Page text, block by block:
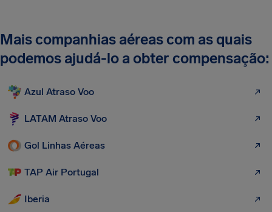
Mais companhias aéreas com as quais
podemos ajudá-lo a obter compensação:
Azul Atraso Voo
LATAM Atraso Voo
Gol Linhas Aéreas
TAP Air Portugal
Iberia